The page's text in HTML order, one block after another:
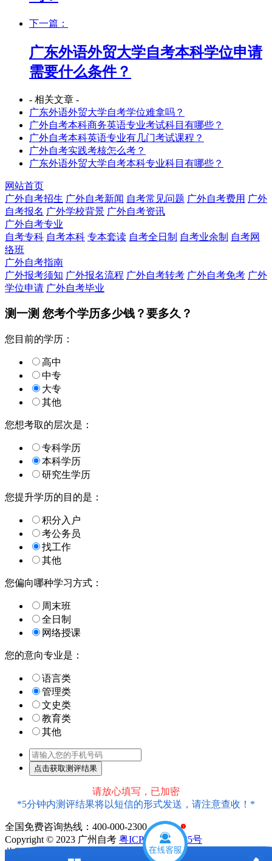
下一篇：
广东外语外贸大学自考本科学位申请
需要什么条件？
- 相关文章 -
广东外语外贸大学自考学位难拿吗？
广外自考本科商务英语专业考试科目有哪些？
广外自考本科英语专业有几门考试课程？
广外自考实践考核怎么考？
广东外语外贸大学自考本科专业科目有哪些？
网站首页
广外自考招生 广外自考新闻 自考常见问题 广外自考费用 广外
自考报名 广外学校背景 广外自考资讯
广外自考专业
自考专科 自考本科 专本套读 自考全日制 自考业余制 自考网
络班
广外自考指南
广外报考须知 广外报名流程 广外自考转考 广外自考免考 广外
学位申请 广外自考毕业
测一测 您考个学历多少钱？要多久？
您目前的学历：
高中
中专
大专
其他
您想考取的层次是：
专科学历
本科学历
研究生学历
您提升学历的目的是：
积分入户
考公务员
找工作
其他
您偏向哪种学习方式：
周末班
全日制
网络授课
您的意向专业是：
语言类
管理类
文史类
教育类
其他
请放心填写，已加密
*5分钟内测评结果将以短信的形式发送，请注意查收！*
全国免费咨询热线：400-000-2300
Copyright © 2023 广州自考 粤ICP备18016435号
此网站信息属于广州市天河区大牛教育培训中心有限公司
1